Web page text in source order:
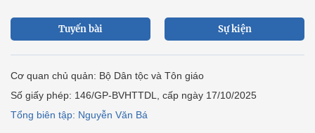
Tuyến bài Sự kiện
Cơ quan chủ quản: Bộ Dân tộc và Tôn giáo
Số giấy phép: 146/GP-BVHTTDL, cấp ngày 17/10/2025
Tổng biên tập: Nguyễn Văn Bá